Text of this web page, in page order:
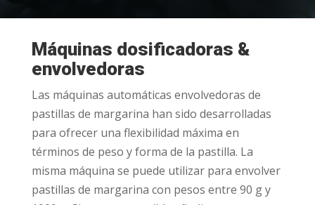
Máquinas dosificadoras &
envolvedoras
Las máquinas automáticas envolvedoras de
pastillas de margarina han sido desarrolladas
para ofrecer una flexibilidad máxima en
términos de peso y forma de la pastilla. La
misma máquina se puede utilizar para envolver
pastillas de margarina con pesos entre 90 g y